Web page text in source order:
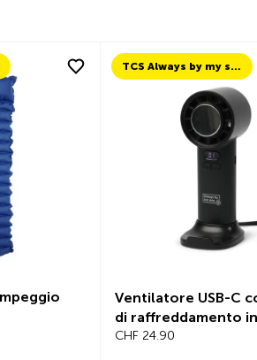
TCS Always by my side
Ventilatore USB-C con piastra
di raffreddamento integrata